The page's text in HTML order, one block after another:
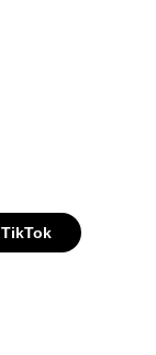
TikTok